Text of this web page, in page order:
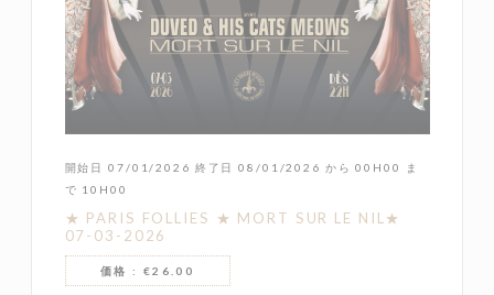
開始日 07/01/2026 終了日 08/01/2026 から 00H00 ま
で 10H00
★ PARIS FOLLIES ★ MORT SUR LE NIL★
07-03-2026
価格 : €26.00